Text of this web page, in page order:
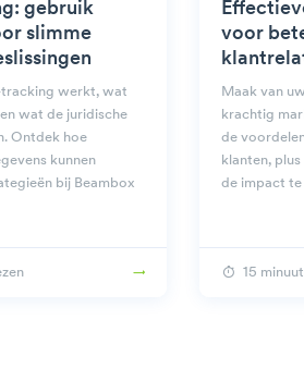
gebruik
slimme
werkt, wat
wat de juridische
Ontdek hoe
kunnen
bij Beambox
voor
Maak van
krachtig
de
klanten,
de impact te
15